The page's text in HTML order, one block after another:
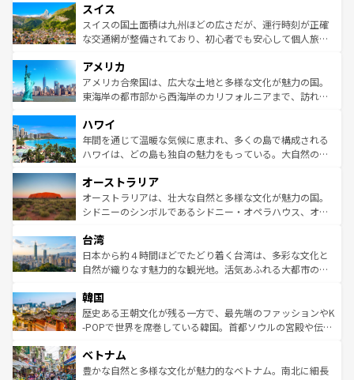
れる地方に足を運ぶとそれぞれで全く異なる文化を体験で
きるだろう。 なお、新着のフランス情報はコンテンツ一覧
を参照してほしい。
は、お酒好きな人にはぜひ体験してほしい。 なお、新着の
ドイツ情報はコンテンツ一覧を参照してほしい。
リアごとに異なる魅力がある。また、優雅なアフタヌーン
ティー、ビール好きにはたまらない英国パブ、サッカー観
戦など、本場だからこそできる体験も豊富。イギリスを旅
ンツ一覧を参照してほしい。
スイス
スイスの国土面積は九州ほどの広さだが、運行時刻が正確
な交通網が整備されており、初心者でも安心して個人旅行
の建物がそのまま残る町や、スイスならではのユニークな
博物館もあり、アルプス観光だけでなく町歩きも満喫する
ことができる。国民の所得が高いため物価も高いが、旅行
ば市内交通費無料で観光を楽しむこともできる。 なお、新
着のスイス情報はコンテンツ一覧 を参照してほしい。
アメリカ
アメリカ合衆国は、広大な土地と多様な文化が魅力の国。
東海岸の都市部から西海岸のカリフォルニアまで、訪れる
のような巨大都市は、観光、ショッピング、エンターテイ
ンメントが詰まった刺激的なスポットだ。一方、アメリカ
西部には大自然が広がり、グランドキャニオンやイエロー
部のニューオーリンズでは、音楽と美食が融合した独特の
文化が魅力。旅行者はアメリカの各地域で異なる魅力を楽
しみながら、その多様性と豊かな歴史を感じることができ
ならではの贅沢な旅のスタイルだ。 なお、新着のアメリカ
情報はコンテンツ一覧を参照してほしい。
ハワイ
年間を通じて温暖な気候に恵まれ、多くの島で構成される
ハワイは、どの島も独自の魅力をもっている。大自然の神
ワイ島は見逃せない。また、定番の観光地といえばオアフ
島だが、静かな自然を求めるならマウイ島やカウアイ島が
おすすめ。エメラルドグリーンに輝く海をはじめ、豊かな
れるおもてなしの心で訪れる人々を迎えてくれるハワイの
人々、おいしいローカルフードやハワイアンミュージッ
ク、伝統的なフラダンスなど、すべてがハワイの魅力を彩
ワイを、存分に味わってほしい。 なお、新着のハワイ情報
はコンテンツ一覧を参照してほしい。
オーストラリア
オーストラリアは、壮大な自然と多様な文化が魅力の国。
シドニーのシンボルであるシドニー・オペラハウス、オー
リアリーフや大陸中央部にそびえるウルル（エアーズロッ
ク）、タスマニアの美しい原生林やケアンズの熱帯雨林な
ど、見どころがたくさん。また、カフェやワイン、オージ
いる。アクティビティも充実しており、サーフィンやダイ
ビング、ハイキングなど、アウトドア好きにはたまらな
い。オーストラリアの多彩な魅力を存分に味わいつくそ
参照してほしい。
台湾
日本から約４時間ほどでたどり着く台湾は、多彩な文化と
自然が織りなす魅力的な観光地。活気あふれる大都市の台
ン）、静ひつな山岳地帯である台湾東部など、都市の喧騒
と山間の静けさが共存しており、訪れる人に新しい発見と
驚きをもたらしてくれる。また、奥深い台湾の食文化も魅
容にもいいと評判のスイーツなど、バラエティ豊かな料理
が味わえる。 なお、新着の台湾情報は コンテンツ一覧を参
韓国
歴史ある王朝文化が残る一方で、最先端のファッションやK
-POPで世界を席巻している韓国。首都ソウルの宮殿や伝統
き、地方に足を延ばせば四季折々の自然美を楽しむことが
できる。そして、キムチや焼肉、絶品のストリートフード
ベトナム
豊かな自然と多様な文化が魅力的なベトナム。南北に細長